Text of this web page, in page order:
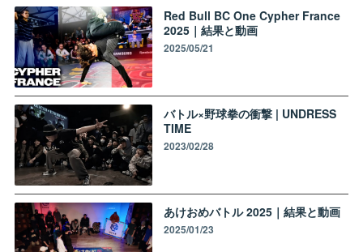
Red Bull BC One Cypher France
2025｜結果と動画
2025/05/21
バトル×野球拳の衝撃 | UNDRESS
TIME
2023/02/28
あけおめバトル 2025｜結果と動画
2025/01/23